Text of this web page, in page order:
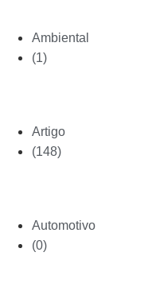
Ambiental
(1)
Artigo
(148)
Automotivo
(0)